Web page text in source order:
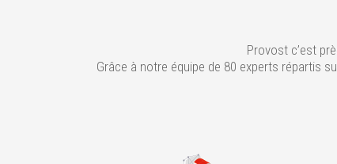
Provost c’est
Grâce à notre équipe de 80 experts répartis